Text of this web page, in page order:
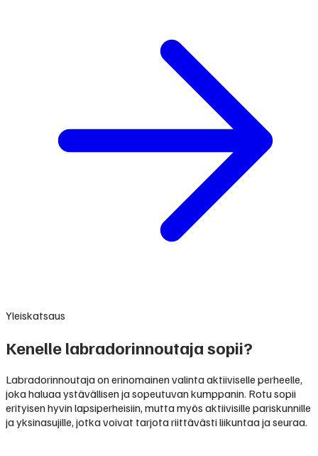
Yleiskatsaus
Kenelle labradorinnoutaja sopii?
Labradorinnoutaja on erinomainen valinta aktiiviselle perheelle,
joka haluaa ystävällisen ja sopeutuvan kumppanin. Rotu sopii
erityisen hyvin lapsiperheisiin, mutta myös aktiivisille pariskunnille
ja yksinasujille, jotka voivat tarjota riittävästi liikuntaa ja seuraa.